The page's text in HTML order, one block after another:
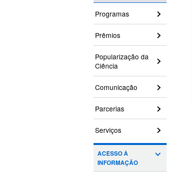
Programas
Prêmios
Popularização da
Ciência
Comunicação
Parcerias
Serviços
ACESSO À
INFORMAÇÃO